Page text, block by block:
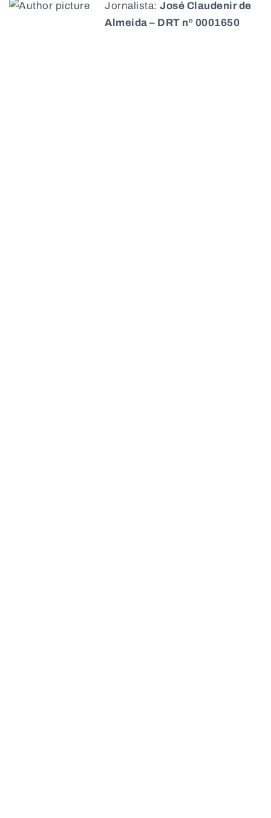
Jornalista: José Claudenir de
Almeida – DRT nº 0001650